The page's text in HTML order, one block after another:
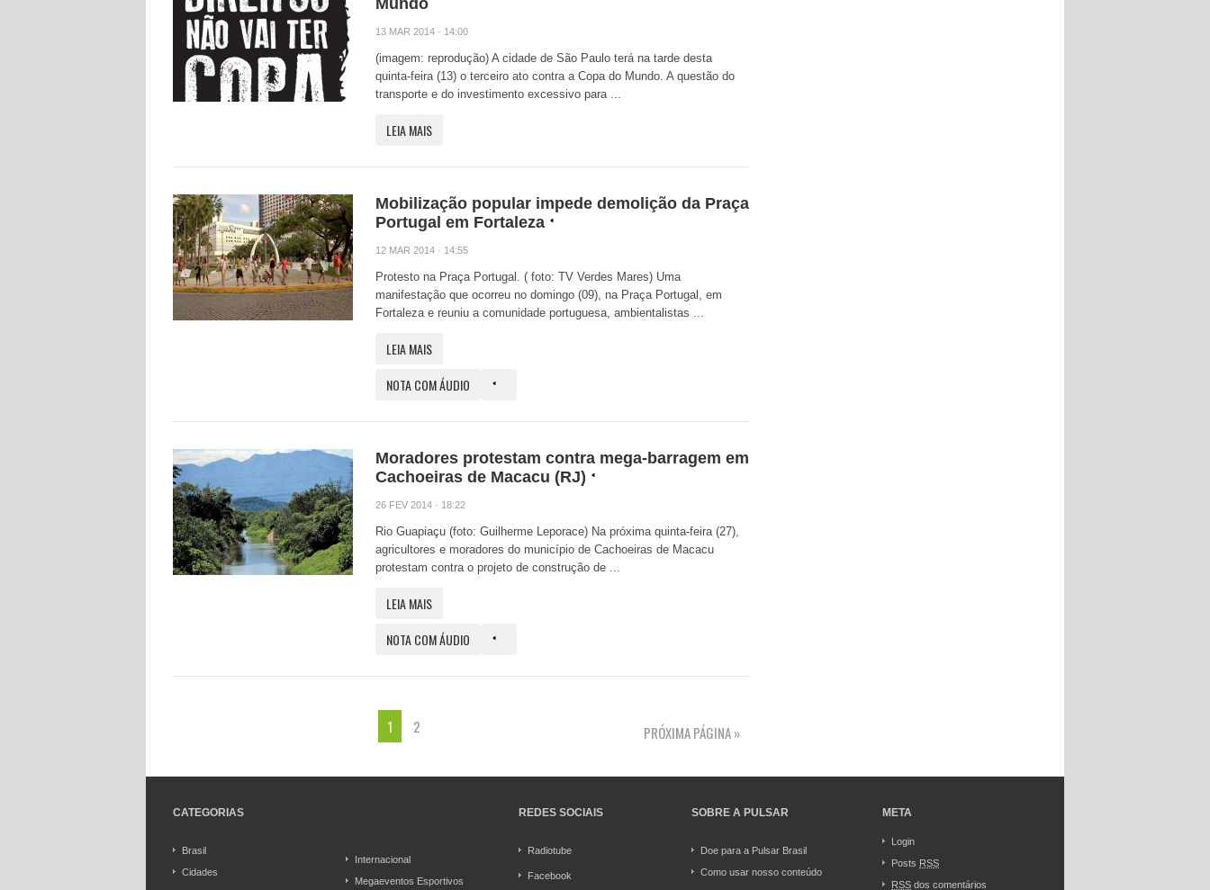
Mundo
13 MAR 2014 · 14:00
(imagem: reprodução) A cidade de São Paulo terá na tarde desta
quinta-feira (13) o terceiro ato contra a Copa do Mundo. A questão do
transporte e do investimento excessivo para ...
LEIA MAIS
Mobilização popular impede demolição da Praça
Portugal em Fortaleza
12 MAR 2014 · 14:55
Protesto na Praça Portugal. ( foto: TV Verdes Mares) Uma
manifestação que ocorreu no domingo (09), na Praça Portugal, em
Fortaleza e reuniu a comunidade portuguesa, ambientalistas ...
LEIA MAIS
NOTA COM ÁUDIO
Moradores protestam contra mega-barragem em
Cachoeiras de Macacu (RJ)
26 FEV 2014 · 18:22
Rio Guapiaçu (foto: Guilherme Leporace) Na próxima quinta-feira (27),
agricultores e moradores do município de Cachoeiras de Macacu
protestam contra o projeto de construção de ...
LEIA MAIS
NOTA COM ÁUDIO
1 2 PRÓXIMA PÁGINA »
CATEGORIAS
Brasil
Cidades
Internacional
Megaeventos Esportivos
REDES SOCIAIS
Radiotube
Facebook
SOBRE A PULSAR
Doe para a Pulsar Brasil
Como usar nosso conteúdo
META
Login
Posts RSS
RSS dos comentários